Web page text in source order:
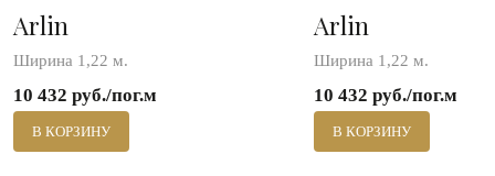
Arlin
Ширина 1,22 м.
10 432 руб./пог.м
В КОРЗИНУ
Arlin
Ширина 1,22 м.
10 432 руб./пог.м
В КОРЗИНУ